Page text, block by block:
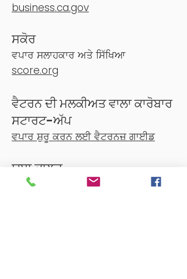
business.ca.gov
ਸਕੋਰ
ਵਪਾਰ ਸਲਾਹਕਾਰ ਅਤੇ ਸਿੱਖਿਆ
score.org
ਵੈਟਰਨ ਦੀ ਮਲਕੀਅਤ ਵਾਲਾ ਕਾਰੋਬਾਰ
ਸਟਾਰਟ-ਅੱਪ
ਵਪਾਰ ਸ਼ੁਰੂ ਕਰਨ ਲਈ ਵੈਟਰਨਜ਼ ਗਾਈਡ
ਯੂਬਾ ਕਾਲਜ
ਬਿਜ਼ਨਸ ਐਡਮਿਨਿਸਟ੍ਰੇਸ਼ਨ ਪ੍ਰੋਗਰਾਮ, ਆਮ